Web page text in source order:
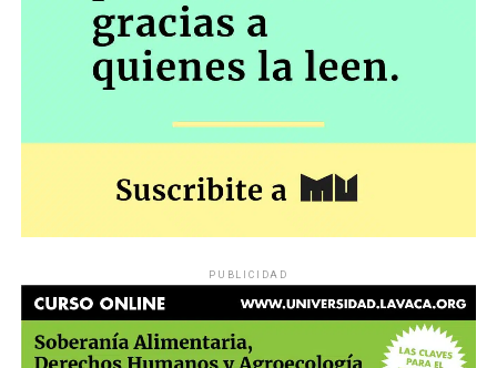
PUBLICIDAD